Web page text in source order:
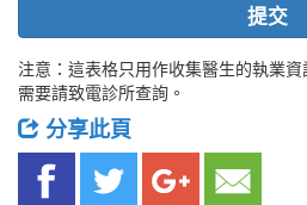
提交
注意：這表格只用作收集醫生的執業
需要請致電診所查詢。
分享此頁